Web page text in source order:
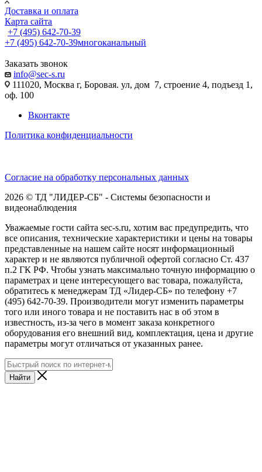
Доставка и оплата
Карта сайта
+7 (495) 642-70-39
+7 (495) 642-70-39многоканальный
Заказать звонок
info@sec-s.ru
111020, Москва г, Боровая. ул, дом 7, строение 4, подъезд 1,
оф. 100
Вконтакте
Политика конфиденциальности
Согласие на обработку персональных данных
2026 © ТД "ЛИДЕР-СБ" - Системы безопасности и
видеонаблюдения
Уважаемые гости сайта sec-s.ru, хотим вас предупредить, что
все описания, технические характеристики и цены на товары
представленные на нашем сайте носят информационный
характер и не являются публичной офертой согласно Ст. 437
п.2 ГК РФ. Чтобы узнать максимально точную информацию о
параметрах и цене интересующего вас товара, пожалуйста,
обратитесь к менеджерам ТД «Лидер-СБ» по телефону +7
(495) 642-70-39. Производители могут изменить параметры
того или иного товара и не поставить нас в об этом в
известность, из-за чего в момент заказа конкретного
оборудования его внешний вид, комплектация, цена и другие
параметры могут отличаться от указанных ранее.
Найти